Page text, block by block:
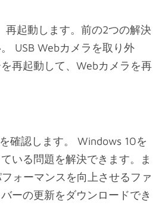
起動します。前の2つの解決
USB Webカメラを取り外
再起動して、Webカメラを再
確認します。 Windows 10を
いる問題を解決できます。ま
ォーマンスを向上させるファ
ーの更新をダウンロードでき